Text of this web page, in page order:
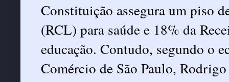
Constituição assegura um piso
(RCL) para saúde e 18% da
educação. Contudo, segundo o
Comércio de São Paulo,